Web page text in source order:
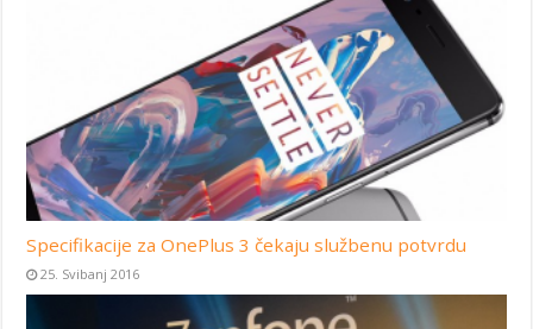
Specifikacije za OnePlus 3 čekaju službenu potvrdu
25. Svibanj 2016